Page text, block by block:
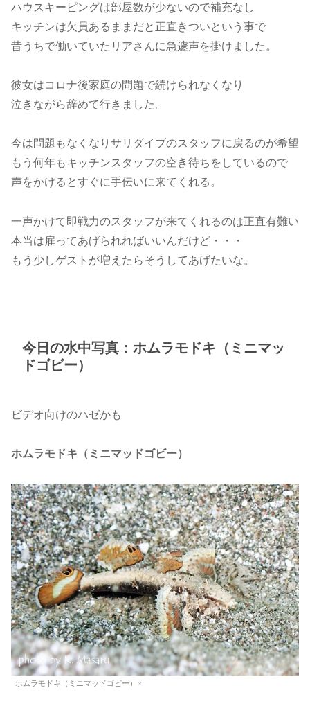
ハウスキーピングは部屋数が少ないので補充なし
キッチンは欠員あるままだと正直きついという事で
昔うちで働いていたリアさんに急遽声を掛けました。
彼女はコロナ後家庭の問題で続けられなくなり
泣きながら辞めて行きました。
今は問題もなくなりサリダイブのスタッフに戻るのが希望
もう何年もキッチンスタッフの空き待ちをしているので
声をかけるとすぐに手伝いに来てくれる。
一声かけて即戦力のスタッフが来てくれるのは正直有難い
本当は雇ってあげられればいいんだけど・・・
もう少しゲストが増えたらそうしてあげたいな。
今日の水中写真：ホムラモドキ（ミニマッ
ドゴビー）
ビデオ向けのハゼかも
ホムラモドキ（ミニマッドゴビー）
ホムラモドキ（ミニマッドゴビー）♀